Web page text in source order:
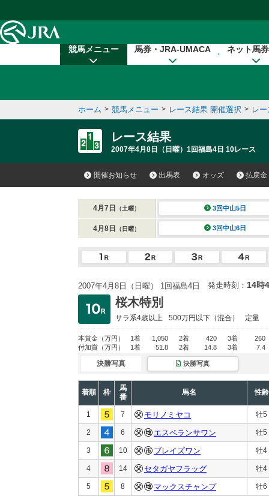
競馬メニュー 馬券・JRA-UMACA ネット馬
ホーム > 競馬メニュー > レース結果 開催選択 > レ
レース結果
2007年4月8日（日曜）1回福島4日 10レース
開催お知らせ 出馬表 オッズ 払戻金
4月7日 （土曜） 3回中山5日
4月8日 （日曜） 3回中山6日
2007年4月8日（日曜） 1回福島4日 発走時刻： 14時
桜木特別
サラ系4歳以上 500万円以下 （混合） 定量
本賞金 （万円） 1着 1,050 2着 420 3着
260
付加賞 （万円） 1着 51.8 2着 14.8 3着 7.4
決勝写真 決勝写真
着順 枠
馬
番
馬名 性齢
1 7 モリノミヤコ 牡5
2 6 エスペランサワン 牡5
3 10 ブレイズワン 牡4
4 14 セタガヤフラッグ 牡4
5 8 マックスチャンプ 牡6